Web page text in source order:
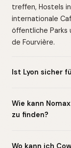
treffen, Hostels
internationale
öffentliche Parks
de Fourvière.
Ist Lyon sicher
Wie kann
zu finden?
Wo kann ich